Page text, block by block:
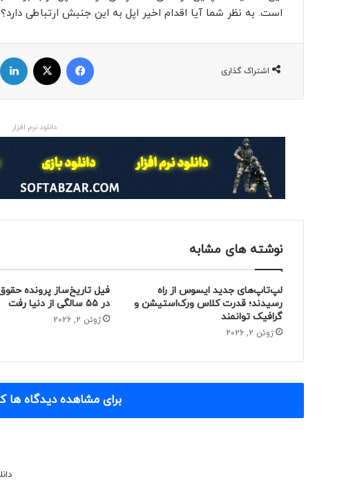
است. به نظر شما آیا اقدام اخیر اپل به این جنبش ارتباطی دارد؟
اشتراک گذاری
ایکس
دانلود نرم افزار
نوشته های مشابه
لپ‌تاپ‌های جدید ایسوس از راه
رسیدند؛ قدرت کلاس ورک‌استیشن و
گرافیک توانمند
ژوئن 2, 2026
فیل تاریخ‌ساز پرونده
در ۵۵ سالگی از دنیا رفت
ژوئن 2, 2026
برای مشاهده دیدگاه ها